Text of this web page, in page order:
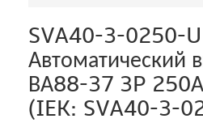
SVA40-3-0250-U
Автоматический
ВА88-37 3P
(IEK: SVA40-3-